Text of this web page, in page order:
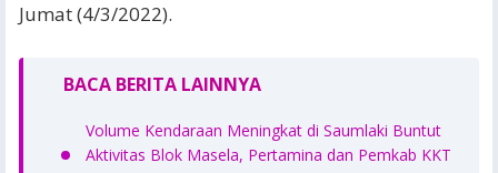
Jumat (4/3/2022).
BACA BERITA LAINNYA
Volume Kendaraan Meningkat di Saumlaki Buntut
Aktivitas Blok Masela, Pertamina dan Pemkab KKT